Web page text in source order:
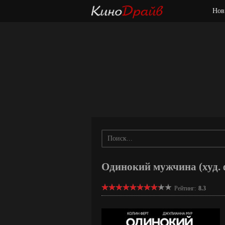
Одинокий мужчина (худ.
Рейтинг: 8.3